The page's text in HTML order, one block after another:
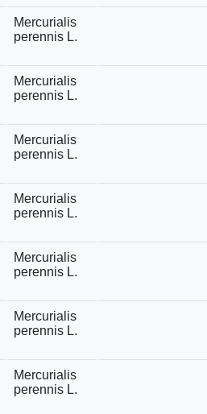
Mercurialis
perennis L.
Mercurialis
perennis L.
Mercurialis
perennis L.
Mercurialis
perennis L.
Mercurialis
perennis L.
Mercurialis
perennis L.
Mercurialis
perennis L.